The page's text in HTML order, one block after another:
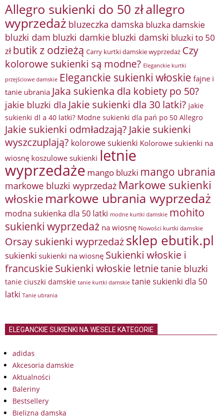
Allegro sukienki do 50 złallegro
wyprzedaż bluzeczka damska bluzka damskie
bluzki dam bluzki damkie bluzki damski bluzki to 50
zł butik z odzieżą Carry kurtki damskie wyprzedaż Czy
kolorowe sukienki są modne? Eleganckie kurtki
przejściowe damskie Eleganckie sukienki włoskie fajne i
tanie ubrania Jaka sukienka dla kobiety po 50?
jakie bluzki dla Jakie sukienki dla 30 latki? jakie
sukienki dl a 40 latki? Modne sukienki dla pań po 50 Allegro
Jakie sukienki odmładzają? Jakie sukienki
wyszczuplają? kolorowe sukienki Kolorowe sukienki na
wiosnę koszulowe sukienki letnie
wyprzedaże mango bluzki mango ubrania
markowe bluzki wyprzedaż Markowe sukienki
włoskie markowe ubrania wyprzedaż
modna sukienka dla 50 latki modne kurtki damskie mohito
sukienki wyprzedaż na wiosnę Nowości kurtki damskie
Orsay sukienki wyprzedażsklep ebutik.pl
sukienki sukienki na wiosnę Sukienki włoskie i
francuskieSukienki włoskie letnietanie bluzki
tanie ciuszki damskie tanie kurtki damskie tanie sukienki dla 50
latki Tanie ubrania
ELEGANCKIE SUKIENKI NA WESELE KATEGORIE
adidas
Akcesoria damskie
Aktualności
Baleriny
Bestsellery
Bielizna damska